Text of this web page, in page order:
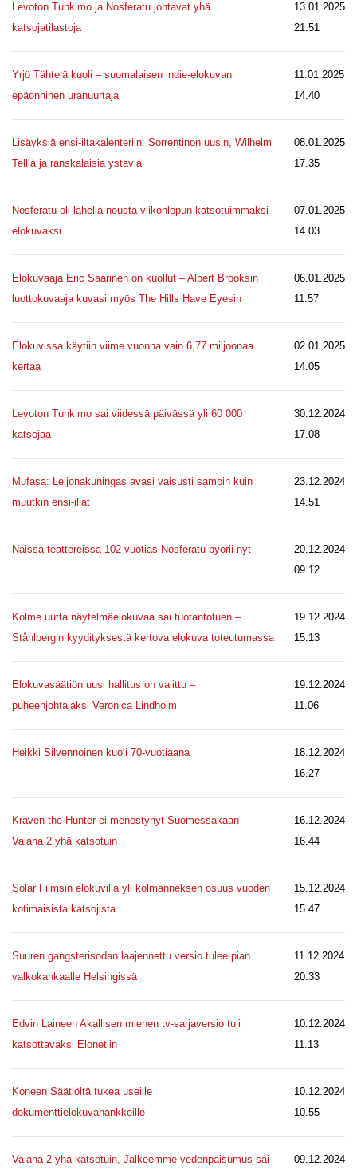
Levoton Tuhkimo ja Nosferatu johtavat yhä
katsojatilastoja
13.01.2025
21.51
Yrjö Tähtelä kuoli – suomalaisen indie-elokuvan
epäonninen uranuurtaja
11.01.2025
14.40
Lisäyksiä ensi-iltakalenteriin: Sorrentinon uusin, Wilhelm
Telliä ja ranskalaisia ystäviä
08.01.2025
17.35
Nosferatu oli lähellä nousta viikonlopun katsotuimmaksi
elokuvaksi
07.01.2025
14.03
Elokuvaaja Eric Saarinen on kuollut – Albert Brooksin
luottokuvaaja kuvasi myös The Hills Have Eyesin
06.01.2025
11.57
Elokuvissa käytiin viime vuonna vain 6,77 miljoonaa
kertaa
02.01.2025
14.05
Levoton Tuhkimo sai viidessä päivässä yli 60 000
katsojaa
30.12.2024
17.08
Mufasa: Leijonakuningas avasi vaisusti samoin kuin
muutkin ensi-illat
23.12.2024
14.51
Näissä teattereissa 102-vuotias Nosferatu pyörii nyt
20.12.2024
09.12
Kolme uutta näytelmäelokuvaa sai tuotantotuen –
Ståhlbergin kyydityksestä kertova elokuva toteutumassa
19.12.2024
15.13
Elokuvasäätiön uusi hallitus on valittu –
puheenjohtajaksi Veronica Lindholm
19.12.2024
11.06
Heikki Silvennoinen kuoli 70-vuotiaana
18.12.2024
16.27
Kraven the Hunter ei menestynyt Suomessakaan –
Vaiana 2 yhä katsotuin
16.12.2024
16.44
Solar Filmsin elokuvilla yli kolmanneksen osuus vuoden
kotimaisista katsojista
15.12.2024
15.47
Suuren gangsterisodan laajennettu versio tulee pian
valkokankaalle Helsingissä
11.12.2024
20.33
Edvin Laineen Akallisen miehen tv-sarjaversio tuli
katsottavaksi Elonetiin
10.12.2024
11.13
Koneen Säätiöltä tukea useille
dokumenttielokuvahankkeille
10.12.2024
10.55
Vaiana 2 yhä katsotuin, Jälkeemme vedenpaisumus sai 09.12.2024